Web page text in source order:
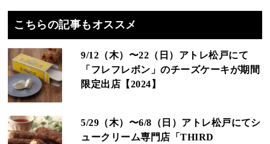
こちらの記事もオススメ
9/12（木）〜22（日）アトレ松戸にて
「フレフレボン」のチーズケーキが期間
限定出店【2024】
5/29（木）〜6/8（日）アトレ松戸にてシ
ュークリーム専門店「THIRD